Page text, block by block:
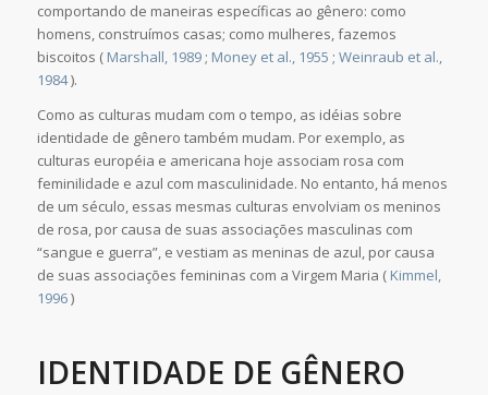
comportando de maneiras específicas ao gênero: como
homens, construímos casas; como mulheres, fazemos
biscoitos ( Marshall, 1989; Money et al., 1955 ; Weinraub et al.,
1984).
Como as culturas mudam com o tempo, as idéias sobre
identidade de gênero também mudam. Por exemplo, as
culturas européia e americana hoje associam rosa com
feminilidade e azul com masculinidade. No entanto, há menos
de um século, essas mesmas culturas envolviam os meninos
de rosa, por causa de suas associações masculinas com
“sangue e guerra”, e vestiam as meninas de azul, por causa
de suas associações femininas com a Virgem Maria ( Kimmel,
1996)
IDENTIDADE DE GÊNERO